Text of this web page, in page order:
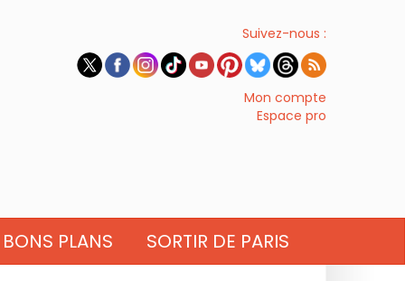
Suivez-nous :
Mon compte
Espace pro
BONS PLANS SORTIR DE PARIS